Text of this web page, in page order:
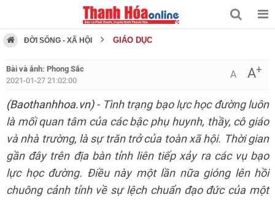
ĐỜI SỐNG - XÃ HỘI GIÁO DỤC
Bài và ảnh: Phong Sắc
2021-01-27 21:02:00
A A+
(Baothanhhoa.vn)- Tình trạng bạo lực học đường luôn
là mối quan tâm của các bậc phụ huynh, thầy, cô giáo
và nhà trường, là sự trăn trở của toàn xã hội. Thời gian
gần đây trên địa bàn tỉnh liên tiếp xảy ra các vụ bạo
lực học đường. Điều này một lần nữa gióng lên hồi
chuông cảnh tỉnh về sự lệch chuẩn đạo đức của một